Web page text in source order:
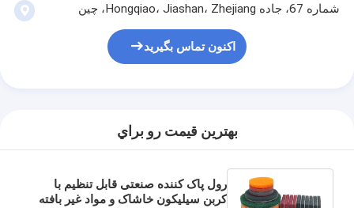
شماره 67، جاده Hongqiao، Jiashan، Zhejiang، چین
اکنون تماس بگیرید
بهترين قيمت رو براي
رول پاک کننده صنعتی قابل تنظیم با
کربن سیلیکون خاشاک و مواد غیر بافته